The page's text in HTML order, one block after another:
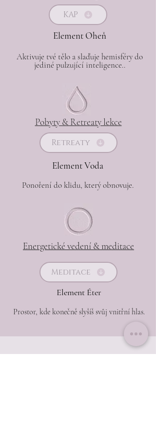
KAP
Element Oheň
Aktivuje tvé tělo a slaďuje hemisféry do
jediné pulzující inteligence..
​Pobyty & Retreaty lekce
Retreaty
Element Voda
Ponoření do klidu, který obnovuje.
Energetické vedení & meditace
Meditace
Element Éter
Prostor, kde konečně slyšíš svůj vnitřní hlas.